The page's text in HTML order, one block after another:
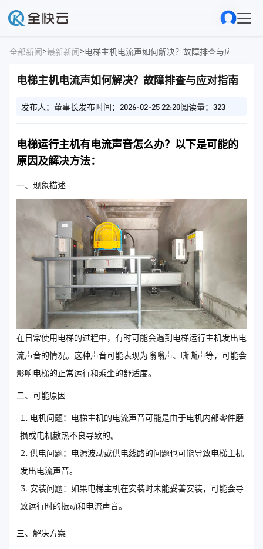
全部新闻>最新新闻>电梯主机电流声如何解决？故障排查与应对指南
电梯主机电流声如何解决？故障排查与应对指南
发布人：董事长发布时间：2026-02-25 22:20阅读量：323
电梯运行主机有电流声音怎么办？以下是可能的
原因及解决方法：
一、现象描述
在日常使用电梯的过程中，有时可能会遇到电梯运行主机发出电
流声音的情况。这种声音可能表现为嗡嗡声、嘶嘶声等，可能会
影响电梯的正常运行和乘坐的舒适度。
二、可能原因
电机问题：电梯主机的电流声音可能是由于电机内部零件磨
损或电机散热不良导致的。
供电问题：电源波动或供电线路的问题也可能导致电梯主机
发出电流声音。
安装问题：如果电梯主机在安装时未能妥善安装，可能会导
致运行时的振动和电流声音。
三、解决方案